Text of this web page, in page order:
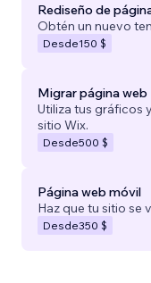
Rediseño de
Obtén un nuevo
Desde150 $
Migrar página web
Utiliza tus gráficos
sitio Wix.
Desde500 $
Página web móvil
Haz que tu sitio se
Desde350 $